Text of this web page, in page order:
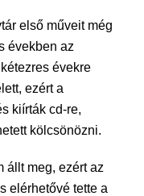
első műveit még
években az
évekre
ezért a
kiírták cd-re,
kölcsönözni.
állt meg, ezért az
elérhetővé tette a